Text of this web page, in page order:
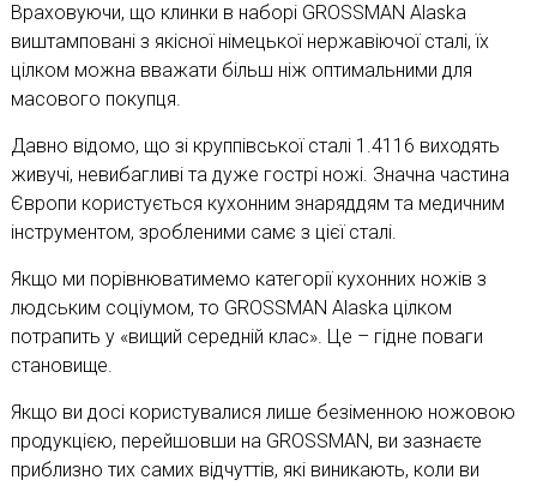
Враховуючи, що клинки в наборі GROSSMAN Alaska
виштамповані з якісної німецької нержавіючої сталі, їх
цілком можна вважати більш ніж оптимальними для
масового покупця.
Давно відомо, що зі круппівської сталі 1.4116 виходять
живучі, невибагливі та дуже гострі ножі. Значна частина
Європи користується кухонним знаряддям та медичним
інструментом, зробленими самє з цієї сталі.
Якщо ми порівнюватимемо категорії кухонних ножів з
людським соціумом, то GROSSMAN Alaska цілком
потрапить у «вищий середній клас». Це – гідне поваги
становище.
Якщо ви досі користувалися лише безіменною ножовою
продукцією, перейшовши на GROSSMAN, ви зазнаєте
приблизно тих самих відчуттів, які виникають, коли ви